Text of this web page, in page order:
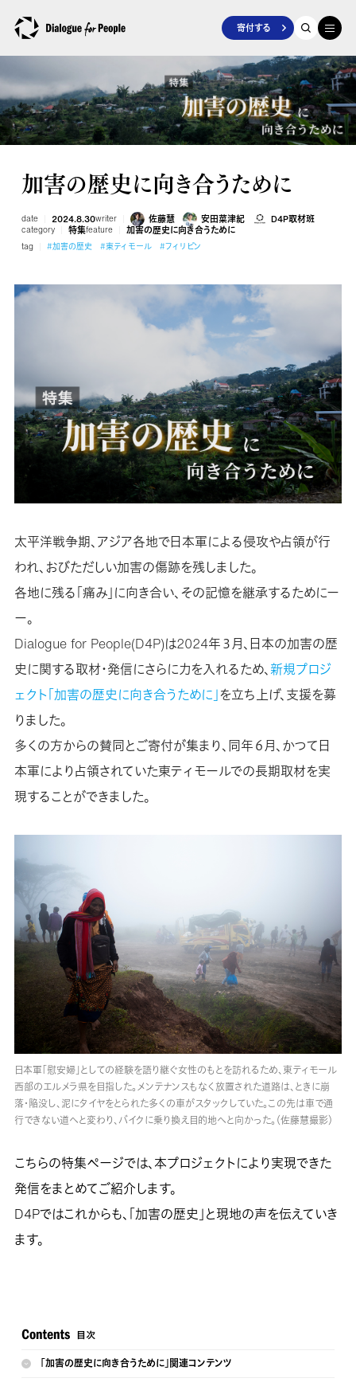
寄付する
加害の歴史に向き合うために
date 2024.8.30writer 佐藤慧 安田菜津紀 D4P取材班
category 特集feature 加害の歴史に向き合うために
tag #加害の歴史 #東ティモール #フィリピン
太平洋戦争期、アジア各地で日本軍による侵攻や占領が行
われ、おびただしい加害の傷跡を残しました。
各地に残る「痛み」に向き合い、その記憶を継承するためにー
ー。
Dialogue for People(D4P)は2024年３月、日本の加害の歴
史に関する取材・発信にさらに力を入れるため、 新規プロジ
ェクト「加害の歴史に向き合うために」を立ち上げ、支援を募
りました。
多くの方からの賛同とご寄付が集まり、同年６月、かつて日
本軍により占領されていた東ティモールでの長期取材を実
現することができました。
日本軍「慰安婦」としての経験を語り継ぐ女性のもとを訪れるため、東ティモール
西部のエルメラ県を目指した。メンテナンスもなく放置された道路は、ときに崩
落・陥没し、泥にタイヤをとられた多くの車がスタックしていた。この先は車で通
行できない道へと変わり、バイクに乗り換え目的地へと向かった。（佐藤慧撮影）
こちらの特集ページでは、本プロジェクトにより実現できた
発信をまとめてご紹介します。
D4Pではこれからも、「加害の歴史」と現地の声を伝えていき
ます。
「加害の歴史に向き合うために」関連コンテンツ